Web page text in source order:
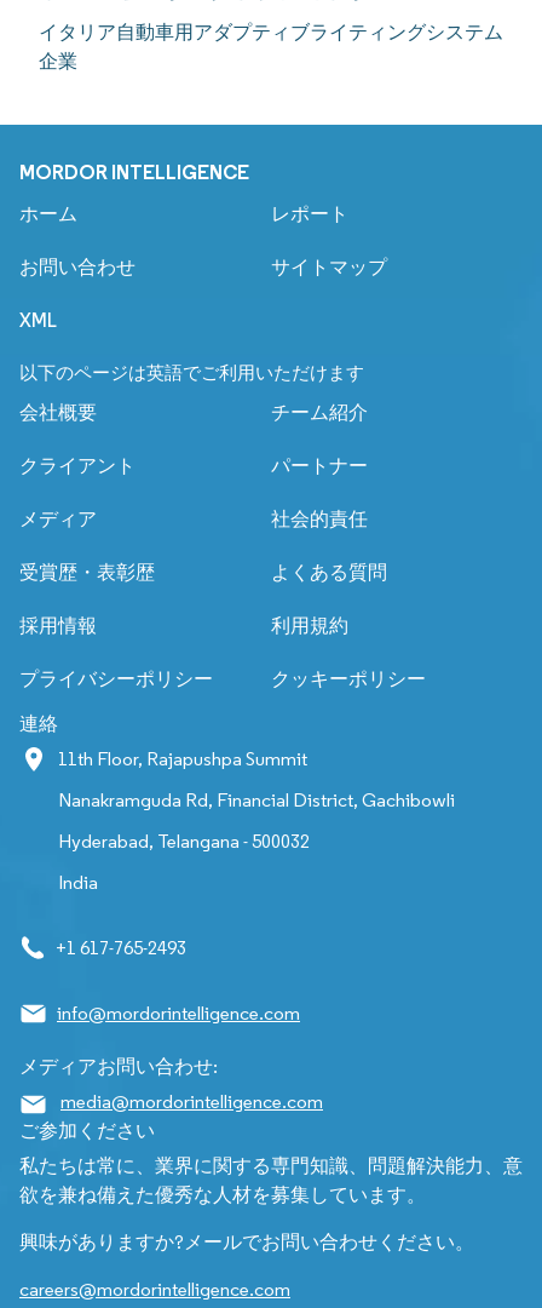
イタリア自動車用アダプティブライティングシステム
企業
MORDOR INTELLIGENCE
ホーム レポート
お問い合わせ サイトマップ
XML
以下のページは英語でご利用いただけます
会社概要
チーム紹介
クライアント パートナー
メディア 社会的責任
受賞歴・表彰歴 よくある質問
採用情報 利用規約
プライバシーポリシー クッキーポリシー
連絡
11th Floor, Rajapushpa Summit
Nanakramguda Rd, Financial District, Gachibowli
Hyderabad, Telangana - 500032
India
+1 617-765-2493
info@mordorintelligence.com
メディアお問い合わせ:
media@mordorintelligence.com
ご参加ください
私たちは常に、業界に関する専門知識、問題解決能力、意
欲を兼ね備えた優秀な人材を募集しています。
興味がありますか?メールでお問い合わせください。
careers@mordorintelligence.com